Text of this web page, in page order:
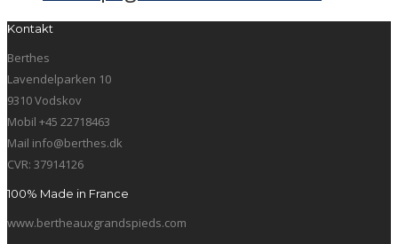
Kontakt
Berthes
Lavendelparken 10
9310 Vodskov
Mobil +45 22718463
Mail info@berthes.dk
CVR: 37914126
100% Made in France
www.bertheauxgrandspieds.com